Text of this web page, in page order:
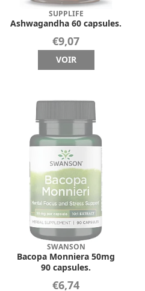
SUPPLIFE
Ashwagandha 60 capsules.
€9,07
VOIR
SWANSON
Bacopa Monniera 50mg
90 capsules.
€6,74